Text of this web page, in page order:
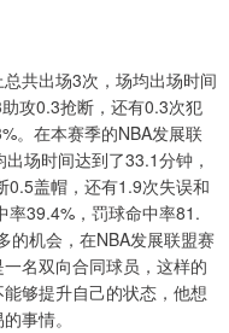
共出场3次，场均出场时间
攻0.3抢断，还有0.3次犯
。在本赛季的NBA发展联
场时间达到了33.1分钟，
盖帽，还有1.9次失误和
率39.4%，罚球命中率81.
的机会，在NBA发展联盟赛
名双向合同球员，这样的
够提升自己的状态，他想
事情。